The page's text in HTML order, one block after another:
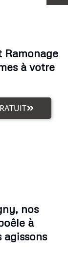
Ramonage
à votre
nos
à